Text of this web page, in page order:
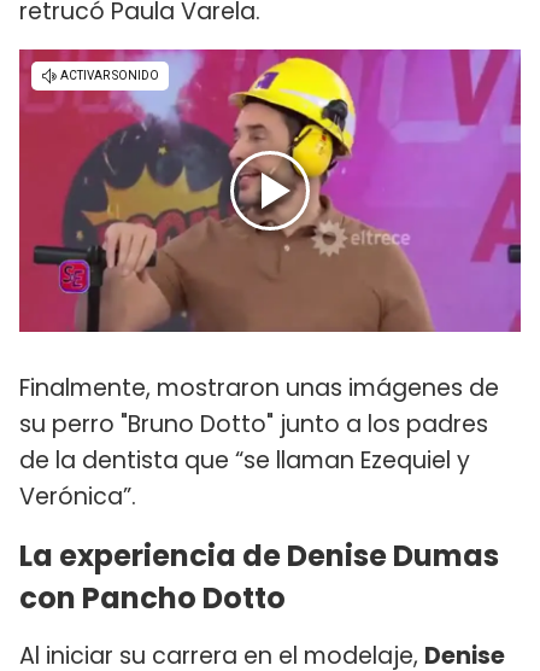
retrucó Paula Varela.
Finalmente, mostraron unas imágenes de
su perro "Bruno Dotto" junto a los padres
de la dentista que “se llaman Ezequiel y
Verónica”.
La experiencia de Denise Dumas
con Pancho Dotto
Al iniciar su carrera en el modelaje, Denise